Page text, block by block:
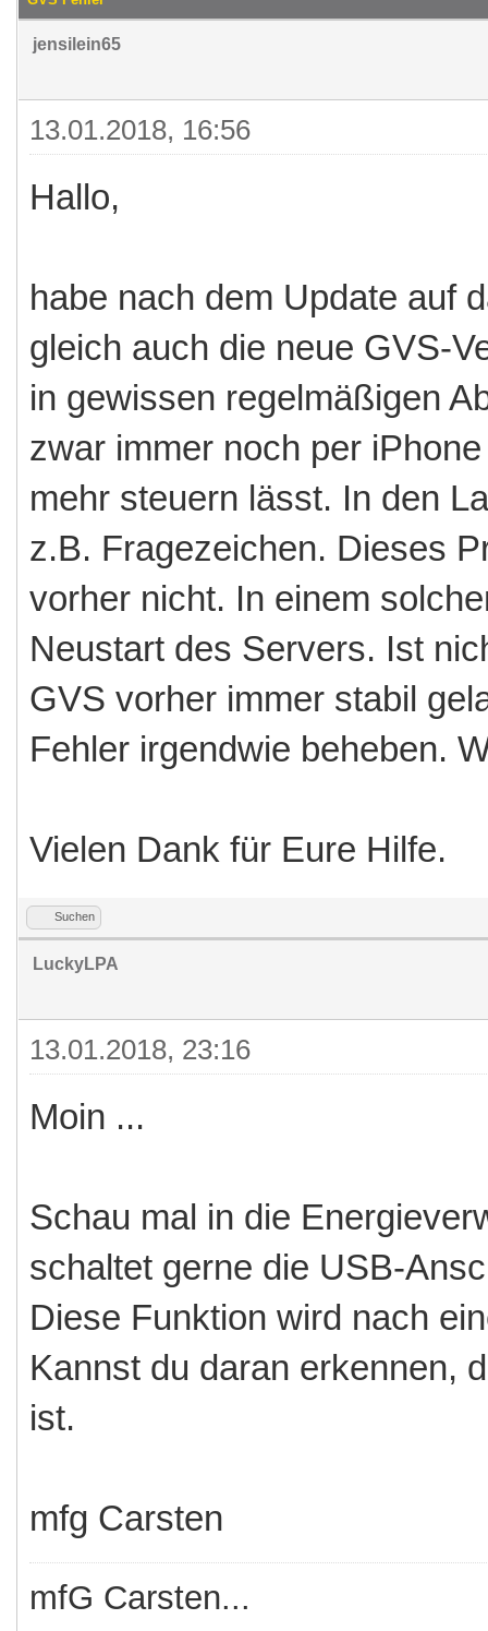
jensilein65
13.01.2018, 16:56
Hallo,
habe nach dem Update auf
gleich auch die neue GVS-
in gewissen regelmäßigen
zwar immer noch per
mehr steuern lässt. In den
z.B. Fragezeichen. Dieses
vorher nicht. In einem
Neustart des Servers. Ist
GVS vorher immer stabil
Fehler irgendwie beheben.
Vielen Dank für Eure Hilfe.
Suchen
LuckyLPA
13.01.2018, 23:16
Moin ...
Schau mal in die
schaltet gerne die USB-
Diese Funktion wird nach
Kannst du daran erkennen,
ist.
mfg Carsten
mfG Carsten...